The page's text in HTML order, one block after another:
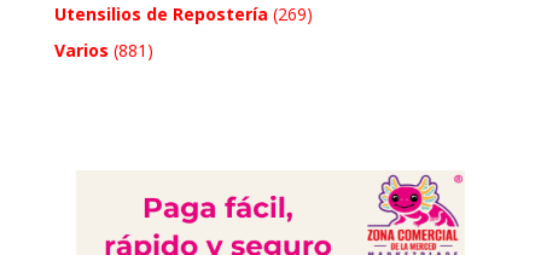
Utensilios de Repostería (269)
Varios (881)